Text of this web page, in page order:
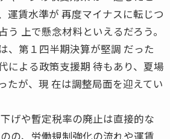
運賃水準が 再度マイナスに転じつ
う 上で懸念材料といえるだろう。
、第１四半期決算が堅調 だった
による政策支援期 待もあり、夏場
たが、現 在は調整局面を迎えてい
げや暫定税率の廃止は直接的な
の、労働規制強化の流れや運賃